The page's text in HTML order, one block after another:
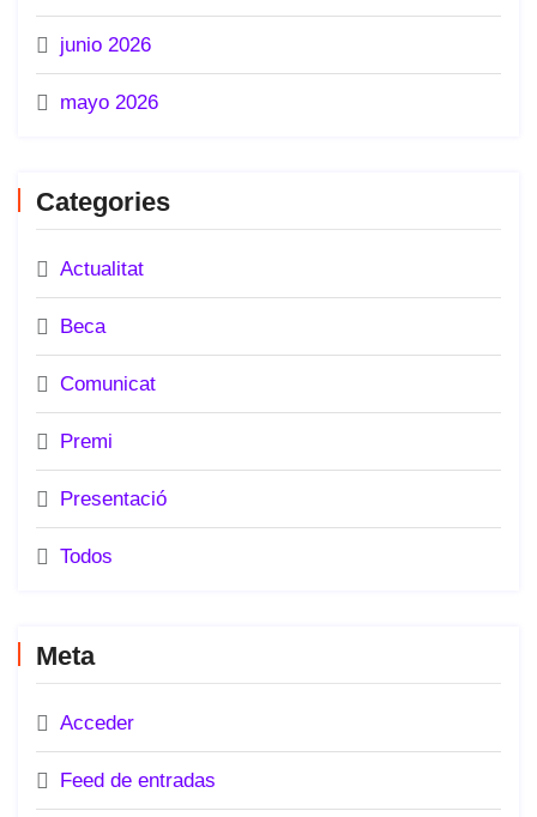
junio 2026
mayo 2026
Categories
Actualitat
Beca
Comunicat
Premi
Presentació
Todos
Meta
Acceder
Feed de entradas